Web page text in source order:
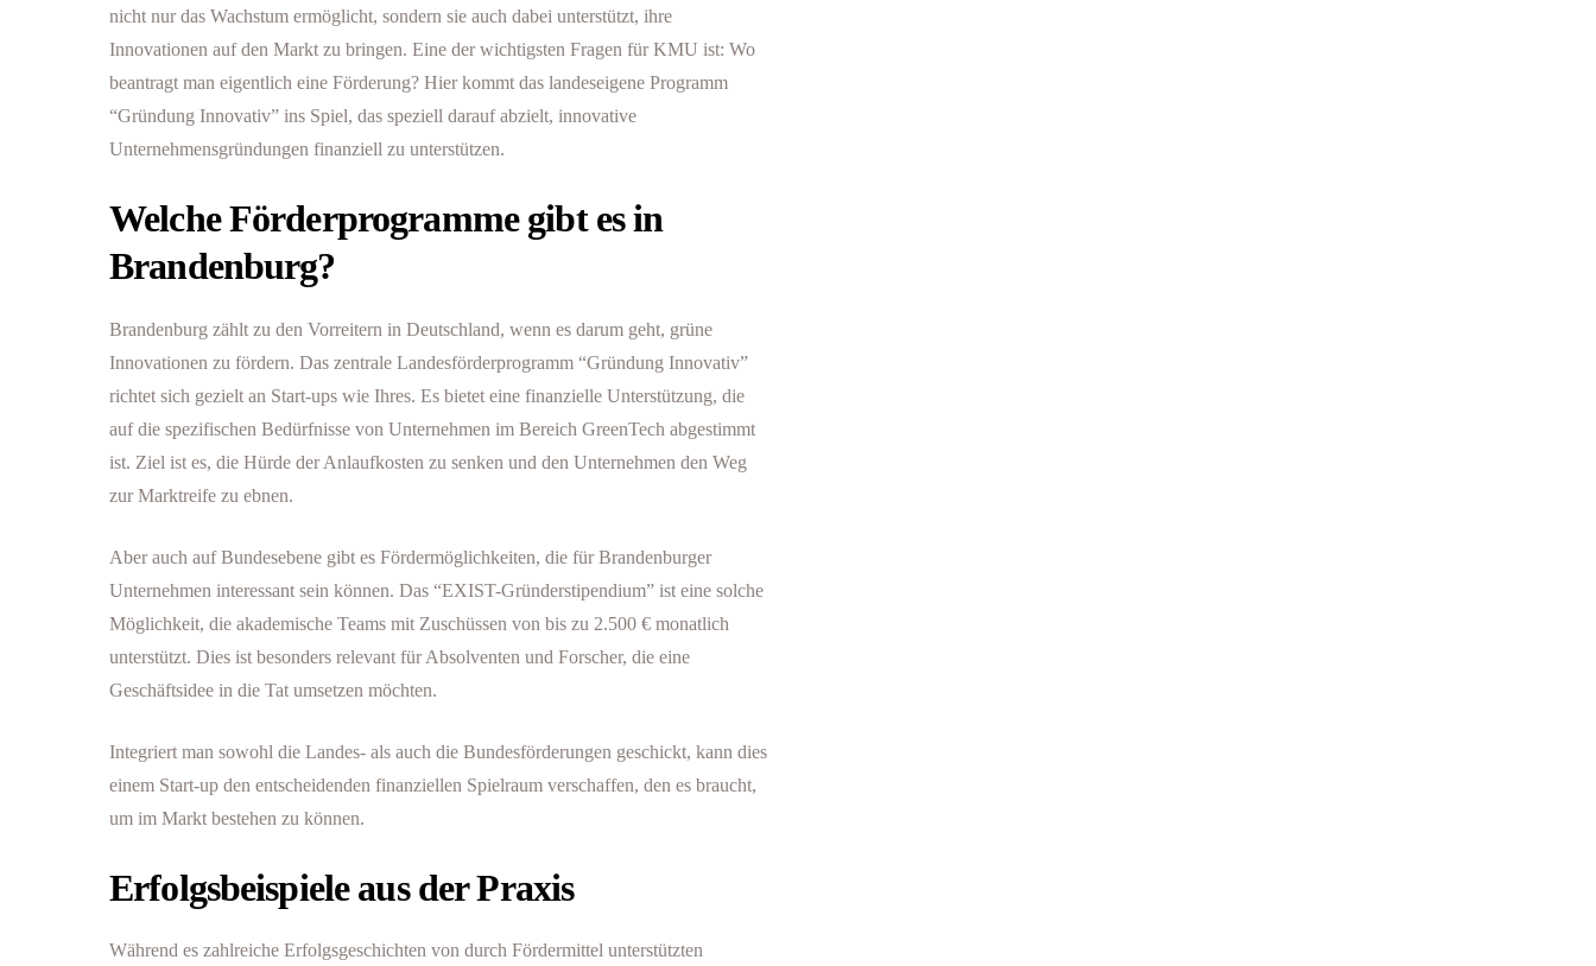
nicht nur das Wachstum ermöglicht, sondern sie auch dabei unterstützt, ihre
Innovationen auf den Markt zu bringen. Eine der wichtigsten Fragen für KMU ist: Wo
beantragt man eigentlich eine Förderung? Hier kommt das landeseigene Programm
“Gründung Innovativ” ins Spiel, das speziell darauf abzielt, innovative
Unternehmensgründungen finanziell zu unterstützen.
Welche Förderprogramme gibt es in
Brandenburg?
Brandenburg zählt zu den Vorreitern in Deutschland, wenn es darum geht, grüne
Innovationen zu fördern. Das zentrale Landesförderprogramm “Gründung Innovativ”
richtet sich gezielt an Start-ups wie Ihres. Es bietet eine finanzielle Unterstützung, die
auf die spezifischen Bedürfnisse von Unternehmen im Bereich GreenTech abgestimmt
ist. Ziel ist es, die Hürde der Anlaufkosten zu senken und den Unternehmen den Weg
zur Marktreife zu ebnen.
Aber auch auf Bundesebene gibt es Fördermöglichkeiten, die für Brandenburger
Unternehmen interessant sein können. Das “EXIST-Gründerstipendium” ist eine solche
Möglichkeit, die akademische Teams mit Zuschüssen von bis zu 2.500 € monatlich
unterstützt. Dies ist besonders relevant für Absolventen und Forscher, die eine
Geschäftsidee in die Tat umsetzen möchten.
Integriert man sowohl die Landes- als auch die Bundesförderungen geschickt, kann dies
einem Start-up den entscheidenden finanziellen Spielraum verschaffen, den es braucht,
um im Markt bestehen zu können.
Erfolgsbeispiele aus der Praxis
Während es zahlreiche Erfolgsgeschichten von durch Fördermittel unterstützten